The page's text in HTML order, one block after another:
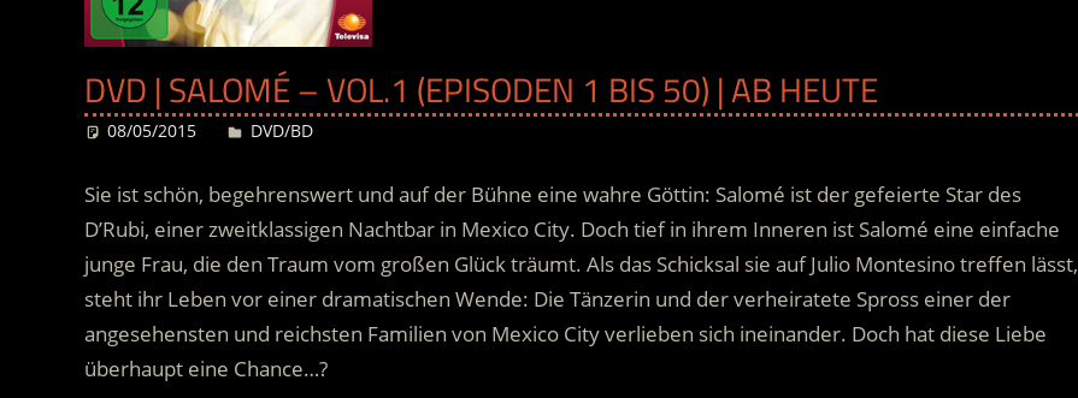
DVD | SALOMÉ – VOL.1 (EPISODEN 1 BIS 50) | AB HEUTE
08/05/2015 Desiree
DVD/BD
Sie ist schön, begehrenswert und auf der Bühne eine wahre Göttin: Salomé ist der gefeierte Star des
D’Rubi, einer zweitklassigen Nachtbar in Mexico City. Doch tief in ihrem Inneren ist Salomé eine einfache
junge Frau, die den Traum vom großen Glück träumt. Als das Schicksal sie auf Julio Montesino treffen lässt,
steht ihr Leben vor einer dramatischen Wende: Die Tänzerin und der verheiratete Spross einer der
angesehensten und reichsten Familien von Mexico City verlieben sich ineinander. Doch hat diese Liebe
überhaupt eine Chance…?